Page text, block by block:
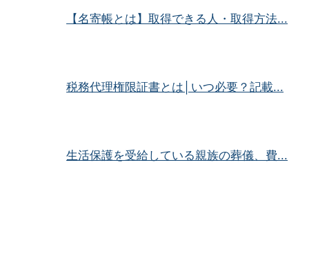
【名寄帳とは】取得できる人・取得方法...
税務代理権限証書とは│いつ必要？記載...
生活保護を受給している親族の葬儀、費...